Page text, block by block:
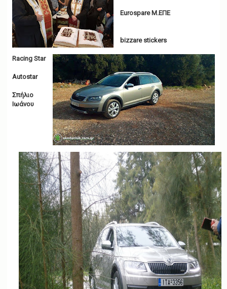
Eurospare M.ΕΠΕ
bizzare stickers
Racing Star
Autostar
Σπήλιο
Ιωάνου